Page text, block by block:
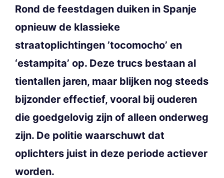
Rond de feestdagen duiken in Spanje
opnieuw de klassieke
straatoplichtingen ’tocomocho’ en
‘estampita’ op. Deze trucs bestaan al
tientallen jaren, maar blijken nog steeds
bijzonder effectief, vooral bij ouderen
die goedgelovig zijn of alleen onderweg
zijn. De politie waarschuwt dat
oplichters juist in deze periode actiever
worden.